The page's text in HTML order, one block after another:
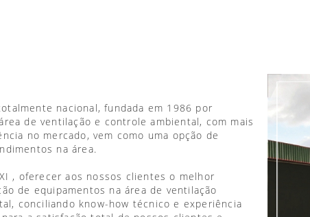
nacional, fundada em 1986 por
de ventilação e controle ambiental, com mais
no mercado, vem como uma opção de
na área.
, oferecer aos nossos clientes o melhor
de equipamentos na área de ventilação
conciliando know-how técnico e experiência